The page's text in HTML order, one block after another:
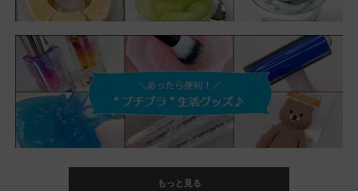
もっと見る